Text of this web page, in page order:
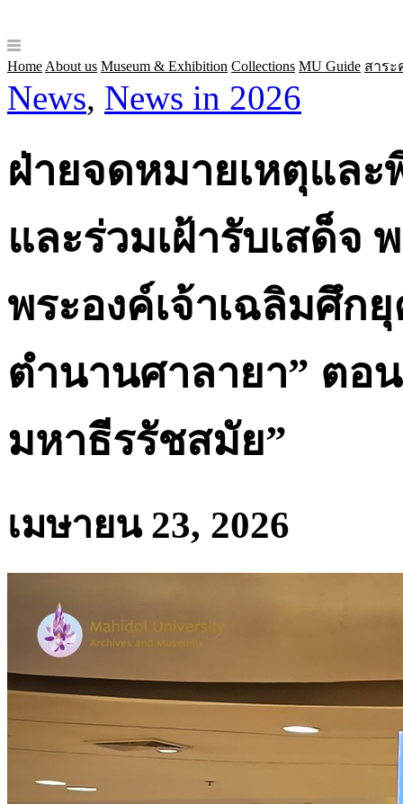
Home About us Museum & Exhibition Collections MU Guide สาระ
News, News in 2026
ฝ่ายจดหมายเหตุแล
และร่วมเฝ้ารับเสด็จ
พระองค์เจ้าเฉลิมศึก
ตำนานศาลายา” ตอ
มหาธีรรัชสมัย”
เมษายน 23, 2026